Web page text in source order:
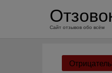
Сайт отзывов обо всём